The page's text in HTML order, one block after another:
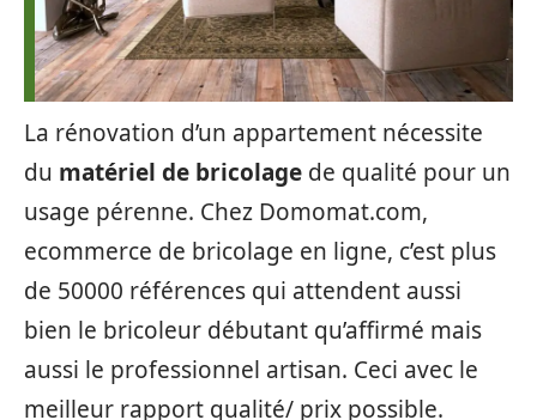
La rénovation d’un appartement nécessite
du matériel de bricolage de qualité pour un
usage pérenne. Chez Domomat.com,
ecommerce de bricolage en ligne, c’est plus
de 50000 références qui attendent aussi
bien le bricoleur débutant qu’affirmé mais
aussi le professionnel artisan. Ceci avec le
meilleur rapport qualité/ prix possible.